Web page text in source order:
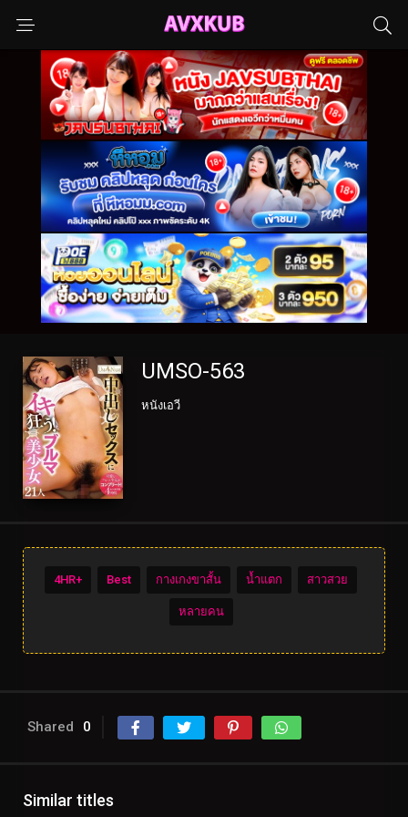
UMSO-563
หนังเอวี
4HR+ Best กางเกงขาสั้น น้ำแตก สาวสวย
หลายคน
Shared 0
Similar titles